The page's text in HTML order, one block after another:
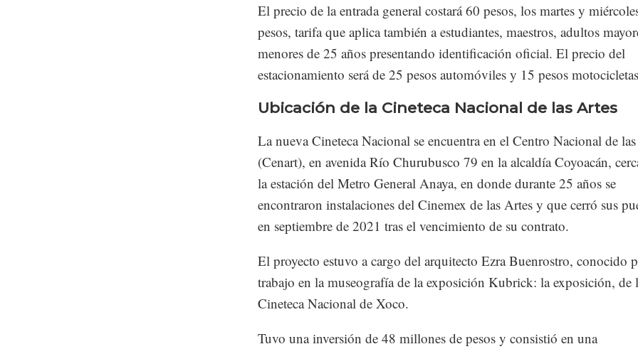
El precio de la entrada general costará 60 pesos, los martes y
pesos, tarifa que aplica también a estudiantes, maestros, adultos
menores de 25 años presentando identificación oficial. El precio del
estacionamiento será de 25 pesos automóviles y 15 pesos
Ubicación de la Cineteca Nacional de las Artes
La nueva Cineteca Nacional se encuentra en el Centro Nacional de
(Cenart), en avenida Río Churubusco 79 en la alcaldía Coyoacán,
la estación del Metro General Anaya, en donde durante 25 años se
encontraron instalaciones del Cinemex de las Artes y que cerró sus
en septiembre de 2021 tras el vencimiento de su contrato.
El proyecto estuvo a cargo del arquitecto Ezra Buenrostro, conocido
trabajo en la museografía de la exposición Kubrick: la exposición, de
Cineteca Nacional de Xoco.
Tuvo una inversión de 48 millones de pesos y consistió en una